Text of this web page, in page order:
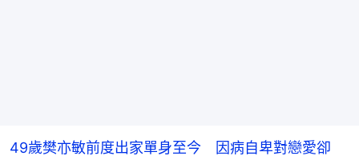
49歲樊亦敏前度出家單身至今 因病自卑對戀愛卻